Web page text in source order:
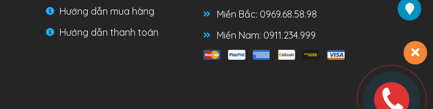
Hướng dẫn mua hàng
Hướng dẫn thanh toán
Miền Bắc: 0969.68.58.98
Miền Nam: 0911.234.999